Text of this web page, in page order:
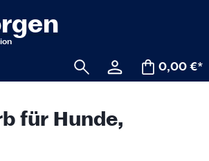
0,00 €*
für Hunde,